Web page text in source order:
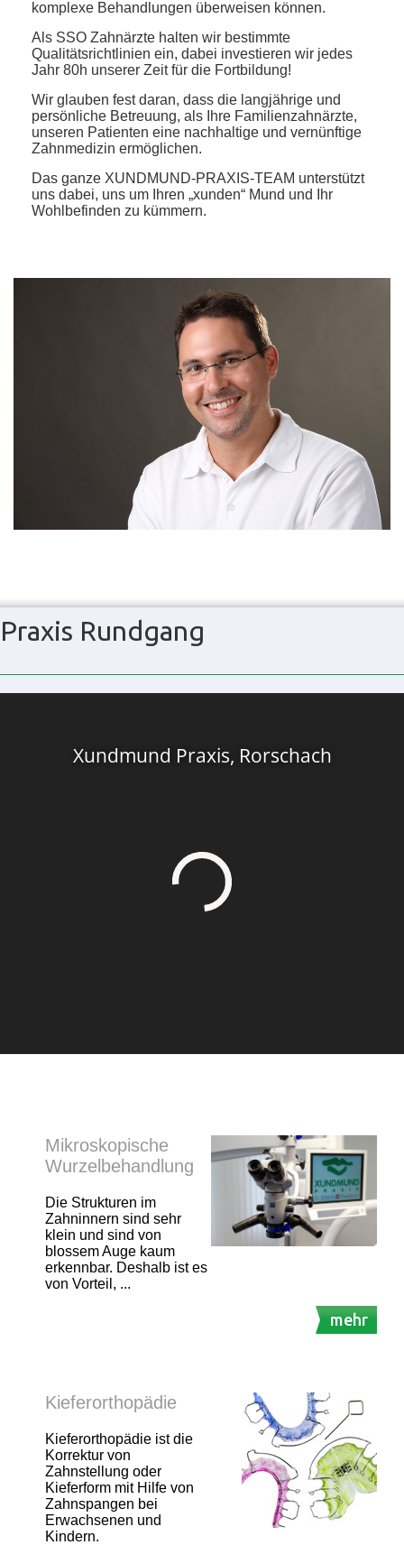
komplexe Behandlungen überweisen können.
Als SSO Zahnärzte halten wir bestimmte
Qualitätsrichtlinien ein, dabei investieren wir jedes
Jahr 80h unserer Zeit für die Fortbildung!
Wir glauben fest daran, dass die langjährige und
persönliche Betreuung, als Ihre Familienzahnärzte,
unseren Patienten eine nachhaltige und vernünftige
Zahnmedizin ermöglichen.
Das ganze XUNDMUND-PRAXIS-TEAM unterstützt
uns dabei, uns um Ihren „xunden“ Mund und Ihr
Wohlbefinden zu kümmern.
Praxis Rundgang
Mikroskopische
Wurzelbehandlung
Die Strukturen im
Zahninnern sind sehr
klein und sind von
blossem Auge kaum
erkennbar. Deshalb ist es
von Vorteil, ...
mehr
Kieferorthopädie
Kieferorthopädie ist die
Korrektur von
Zahnstellung oder
Kieferform mit Hilfe von
Zahnspangen bei
Erwachsenen und
Kindern.